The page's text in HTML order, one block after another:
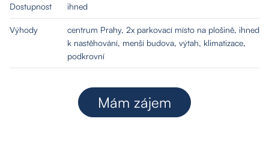
Dostupnost ihned
Výhody
centrum Prahy, 2x parkovací místo na plošině, ihned
k nastěhování, menší budova, výtah, klimatizace,
podkrovní
Mám zájem